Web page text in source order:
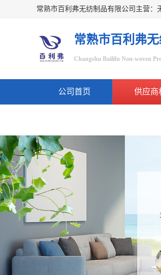
常熟市百利弗
Changshu Bailifu Non-woven
公司首页 供应商